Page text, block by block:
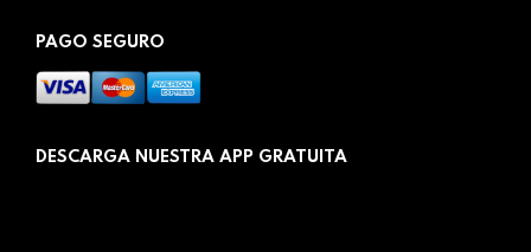
PAGO SEGURO
DESCARGA NUESTRA APP GRATUITA